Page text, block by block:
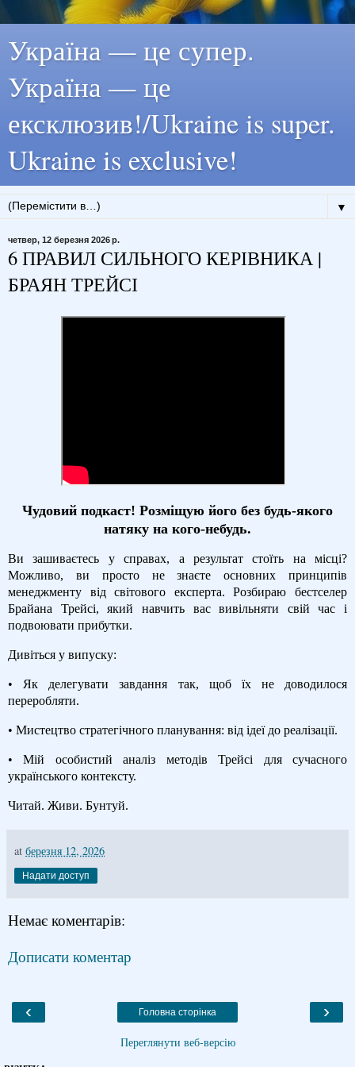
Україна — це супер.
Україна — це
ексклюзив!/Ukraine is super.
Ukraine is exclusive!
▼
четвер, 12 березня 2026 р.
6 ПРАВИЛ СИЛЬНОГО КЕРІВНИКА |
БРАЯН ТРЕЙСІ
Чудовий подкаст! Розміщую його без будь-якого
натяку на кого-небудь.
Ви зашиваєтесь у справах, а результат стоїть на місці?
Можливо, ви просто не знаєте основних принципів
менеджменту від світового експерта. Розбираю бестселер
Брайана Трейсі, який навчить вас вивільняти свій час і
подвоювати прибутки.
Дивіться у випуску:
• Як делегувати завдання так, щоб їх не доводилося
переробляти.
• Мистецтво стратегічного планування: від ідеї до реалізації.
• Мій особистий аналіз методів Трейсі для сучасного
українського контексту.
Читай. Живи. Бунтуй.
at березня 12, 2026
Надати доступ
Немає коментарів:
Дописати коментар
‹ ›
Головна сторінка
Переглянути веб-версію